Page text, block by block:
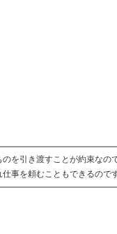
を引き渡すことが約束な
事を頼むこともできるのです